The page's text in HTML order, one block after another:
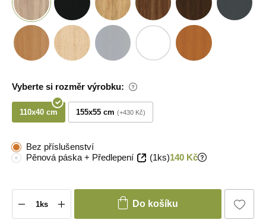
Vyberte si rozměr výrobku:
110x40 cm 155x55 cm +430 Kč
Bez příslušenství
Pěnová páska + Předlepení
(1ks)140 Kč
Do košíku